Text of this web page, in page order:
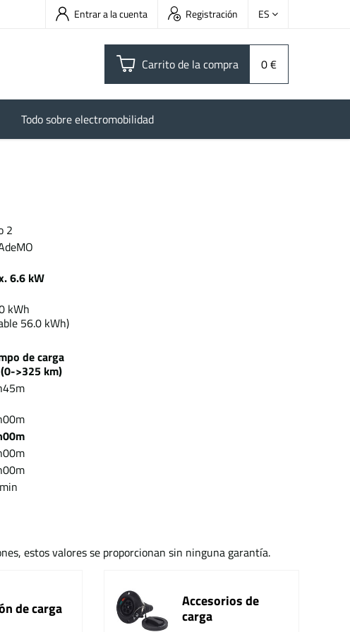
Entrar a la cuenta Registración ES
Carrito de la compra 0 €
Todo sobre electromobilidad
2
6.6 kW
kWh
56.0 kWh)
de carga
>325 km)
estos valores se proporcionan sin ninguna garantía.
de carga
Accesorios de
carga